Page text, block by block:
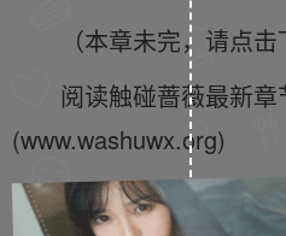
（本章未完，请点
阅读触碰蔷薇最新
(www.washuwx.org)